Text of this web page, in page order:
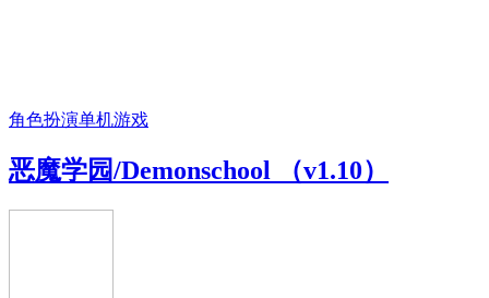
角色扮演单机游戏
恶魔学园/Demonschool （v1.10）